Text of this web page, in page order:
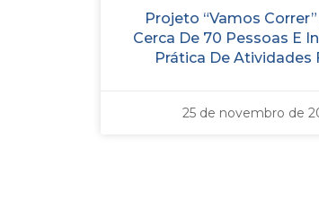
Projeto “Vamos
Cerca De 70 Pessoas E
Prática De Atividades
25 de novembro de